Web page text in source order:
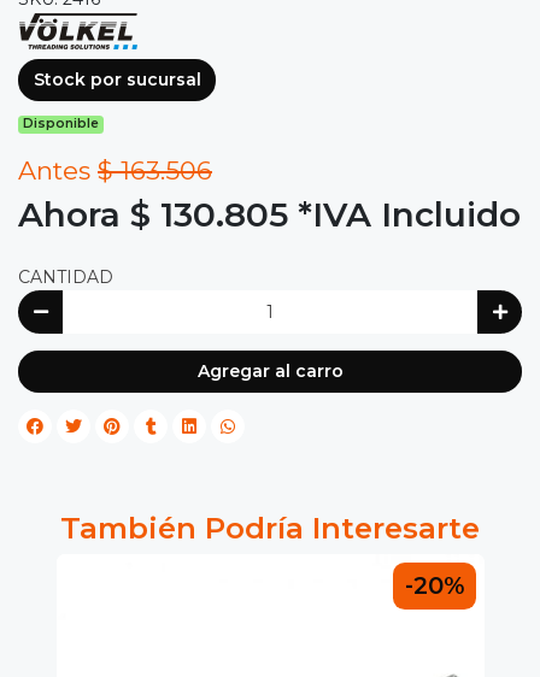
Stock por sucursal
Disponible
Antes $ 163.506
Ahora $ 130.805 *IVA Incluido
CANTIDAD
Agregar al carro
También Podría Interesarte
-20%